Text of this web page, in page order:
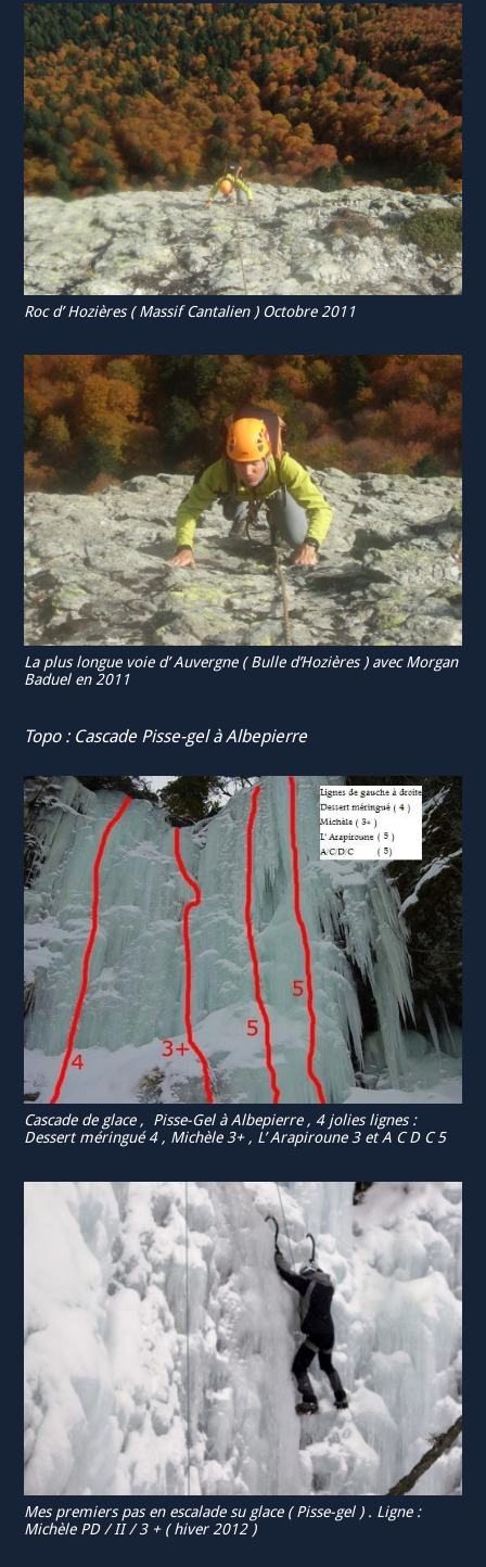
Roc d’ Hozières ( Massif Cantalien ) Octobre 2011
La plus longue voie d’ Auvergne ( Bulle d’Hozières ) avec Morgan
Baduel en 2011
Topo : Cascade Pisse-gel à Albepierre
Cascade de glace , Pisse-Gel à Albepierre , 4 jolies lignes :
Dessert méringué 4 , Michèle 3+ , L’ Arapiroune 3 et A C D C 5
Mes premiers pas en escalade su glace ( Pisse-gel ) . Ligne :
Michèle PD / II / 3 + ( hiver 2012 )